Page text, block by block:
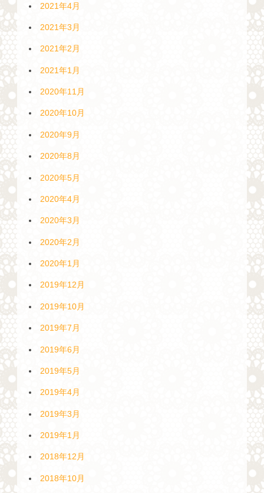
2021年4月
2021年3月
2021年2月
2021年1月
2020年11月
2020年10月
2020年9月
2020年8月
2020年5月
2020年4月
2020年3月
2020年2月
2020年1月
2019年12月
2019年10月
2019年7月
2019年6月
2019年5月
2019年4月
2019年3月
2019年1月
2018年12月
2018年10月